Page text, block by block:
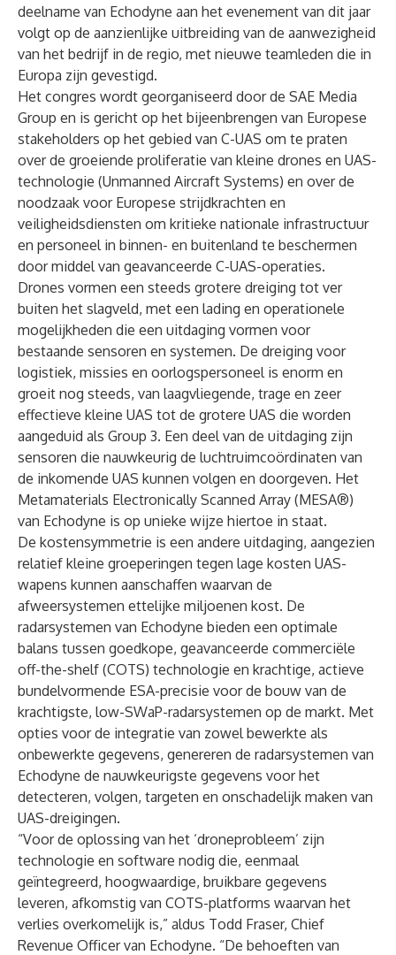
deelname van Echodyne aan het evenement van dit jaar
volgt op de aanzienlijke uitbreiding van de aanwezigheid
van het bedrijf in de regio, met nieuwe teamleden die in
Europa zijn gevestigd.
Het congres wordt georganiseerd door de SAE Media
Group en is gericht op het bijeenbrengen van Europese
stakeholders op het gebied van C-UAS om te praten
over de groeiende proliferatie van kleine drones en UAS-
technologie (Unmanned Aircraft Systems) en over de
noodzaak voor Europese strijdkrachten en
veiligheidsdiensten om kritieke nationale infrastructuur
en personeel in binnen- en buitenland te beschermen
door middel van geavanceerde C-UAS-operaties.
Drones vormen een steeds grotere dreiging tot ver
buiten het slagveld, met een lading en operationele
mogelijkheden die een uitdaging vormen voor
bestaande sensoren en systemen. De dreiging voor
logistiek, missies en oorlogspersoneel is enorm en
groeit nog steeds, van laagvliegende, trage en zeer
effectieve kleine UAS tot de grotere UAS die worden
aangeduid als Group 3. Een deel van de uitdaging zijn
sensoren die nauwkeurig de luchtruimcoördinaten van
de inkomende UAS kunnen volgen en doorgeven. Het
Metamaterials Electronically Scanned Array (MESA®)
van Echodyne is op unieke wijze hiertoe in staat.
De kostensymmetrie is een andere uitdaging, aangezien
relatief kleine groeperingen tegen lage kosten UAS-
wapens kunnen aanschaffen waarvan de
afweersystemen ettelijke miljoenen kost. De
radarsystemen van Echodyne bieden een optimale
balans tussen goedkope, geavanceerde commerciële
off-the-shelf (COTS) technologie en krachtige, actieve
bundelvormende ESA-precisie voor de bouw van de
krachtigste, low-SWaP-radarsystemen op de markt. Met
opties voor de integratie van zowel bewerkte als
onbewerkte gegevens, genereren de radarsystemen van
Echodyne de nauwkeurigste gegevens voor het
detecteren, volgen, targeten en onschadelijk maken van
UAS-dreigingen.
“Voor de oplossing van het ‘droneprobleem’ zijn
technologie en software nodig die, eenmaal
geïntegreerd, hoogwaardige, bruikbare gegevens
leveren, afkomstig van COTS-platforms waarvan het
verlies overkomelijk is,” aldus Todd Fraser, Chief
Revenue Officer van Echodyne. “De behoeften van